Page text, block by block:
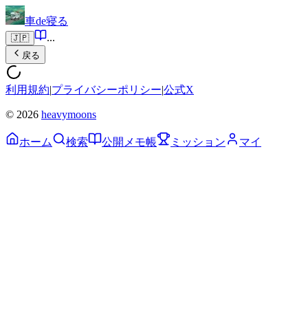
車de寝る
🇯🇵 ...
戻る
利用規約|プライバシーポリシー|公式X
© 2026 heavymoons
ホーム 検索 公開メモ帳 ミッション マイ